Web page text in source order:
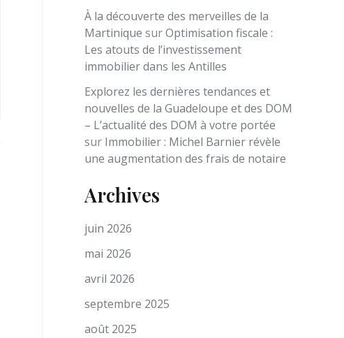
À la découverte des merveilles de la
Martinique surOptimisation fiscale :
Les atouts de l’investissement
immobilier dans les Antilles
Explorez les dernières tendances et
nouvelles de la Guadeloupe et des DOM
– L’actualité des DOM à votre portée
sur Immobilier : Michel Barnier révèle
une augmentation des frais de notaire
Archives
juin 2026
mai 2026
avril 2026
septembre 2025
août 2025